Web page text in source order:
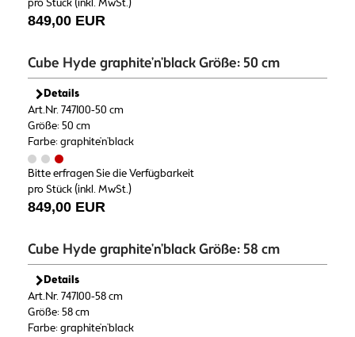
pro Stück (inkl. MwSt.)
849,00 EUR
Cube Hyde graphite'n'black Größe: 50 cm
Details
Art.Nr. 747100-50 cm
Größe: 50 cm
Farbe: graphite'n'black
Bitte erfragen Sie die Verfügbarkeit
pro Stück (inkl. MwSt.)
849,00 EUR
Cube Hyde graphite'n'black Größe: 58 cm
Details
Art.Nr. 747100-58 cm
Größe: 58 cm
Farbe: graphite'n'black